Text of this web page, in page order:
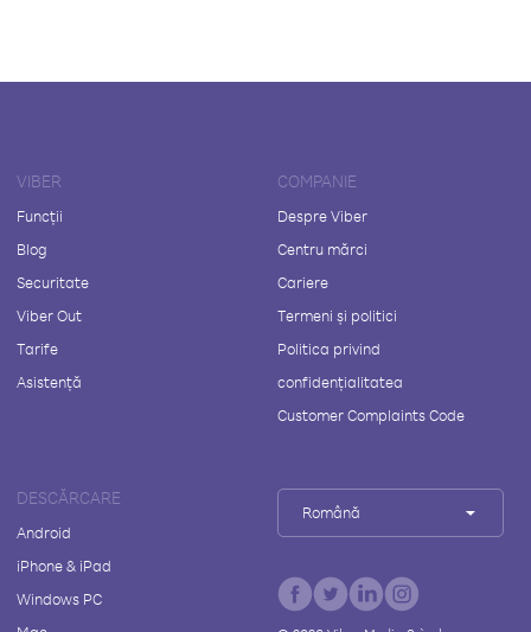
VIBER
Funcții
Blog
Securitate
Viber Out
Tarife
Asistență
COMPANIE
Despre Viber
Centru mărci
Cariere
Termeni și politici
Politica privind
confidențialitatea
Customer Complaints Code
DESCĂRCARE
Android
iPhone & iPad
Windows PC
Română